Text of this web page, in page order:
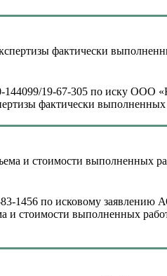
144099/19-67-305 по иску
фактически
83-1456 по исковому
и стоимости выполненных